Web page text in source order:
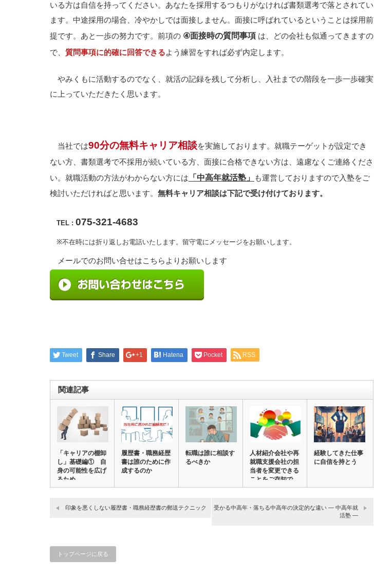
いる方は自信を持ってください。あなたを採用するつもりがなければ書類選考で落とされてい
ます。中途採用の場合、冷やかしでは面接しません。面接に呼ばれているということは採用前
提です。あと一歩の努力です。前項の ④面接時の質問事項 は、どの会社も似通ってきますの
で、 質問事項に的確に回答できるよう練習をすれば必ず内定します。
やみくもに活動するのでなく、就活の記録を残して分析し、入社までの階段を一歩一歩確実
に上っていただきたく思います。
当社では90分の無料キャリア相談を実施しております。就職テーゲットが設定でき
ない方、書類選考で不採用が続いている方、面接に合格できない方は、遠慮なくご連絡くださ
い。就職活動の方法がわからない方には 「中高年就活塾」
も運営しておりますので入塾をご
検討いただければと思います。 無料キャリア相談は下記で受け付けております。
TEL : 075-321-4683
※不在時には折り返しお電話いたします。留守電にメッセージをお願いします。
メールでのお問い合せはこちらよりお願いします
Tweet Share +1 Hatena Pocket RSS
関連記事
「キャリアの棚卸
し」基礎編① 自
身の可能性を広げ
るため…
履歴書・職務経歴
書は誰のために作
成するのか
転職は誰に相談す
るべきか
人材紹介会社や再
就職支援会社の担
当者を変更できる
ことをご存知で
す…
経験してきた仕事
に自信を持とう
印象を悪くしない履歴書・職務経歴書の郵送テクニック
受かる中高年・落ちる中高年の決定的な違い ― 中高年就
活塾 ―
トップページに戻る